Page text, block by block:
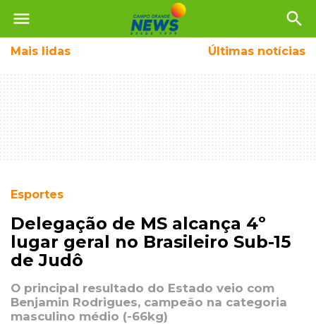
menu search
Mais lidas Últimas notícias
Esportes
Delegação de MS alcança 4º
lugar geral no Brasileiro Sub-15
de Judô
O principal resultado do Estado veio com
Benjamin Rodrigues, campeão na categoria
masculino médio (-66kg)